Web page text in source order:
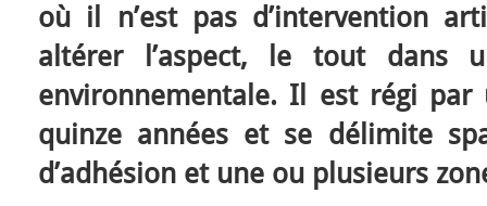
où il n’est pas d’intervention
altérer l’aspect, le tout dans
environnementale. Il est régi par
quinze années et se délimite
d’adhésion et une ou plusieurs